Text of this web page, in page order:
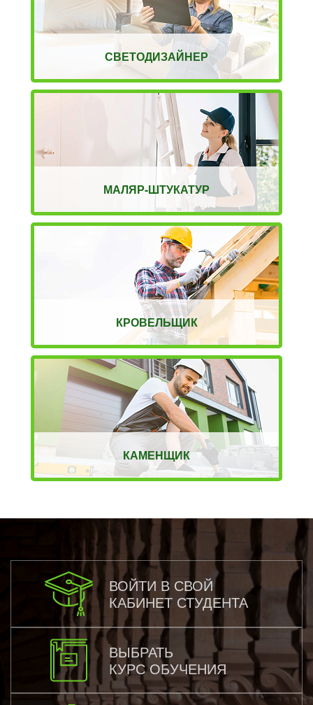
СВЕТОДИЗАЙНЕР
МАЛЯР-ШТУКАТУР
КРОВЕЛЬЩИК
КАМЕНЩИК
ВОЙТИ В СВОЙ
КАБИНЕТ СТУДЕНТА
ВЫБРАТЬ
КУРС ОБУЧЕНИЯ